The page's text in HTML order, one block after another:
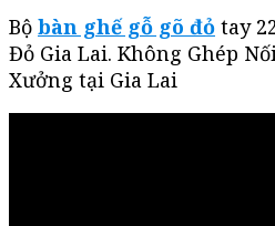
Bộ bàn ghế gỗ gõ đỏ tay
Đỏ Gia Lai. Không Ghép
Xưởng tại Gia Lai